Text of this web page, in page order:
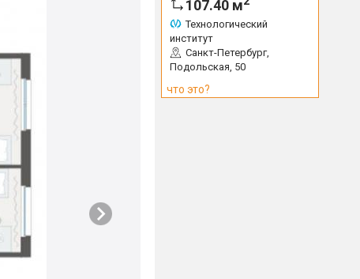
107.40 м
Технологический
институт
Санкт-Петербург,
Подольская, 50
что это?